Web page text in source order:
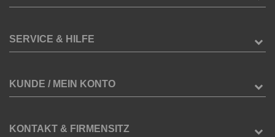
SERVICE & HILFE
KUNDE / MEIN KONTO
KONTAKT & FIRMENSITZ